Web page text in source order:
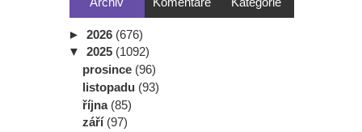
► 2026 (676)
▼ 2025 (1092)
prosince (96)
listopadu (93)
října (85)
září (97)